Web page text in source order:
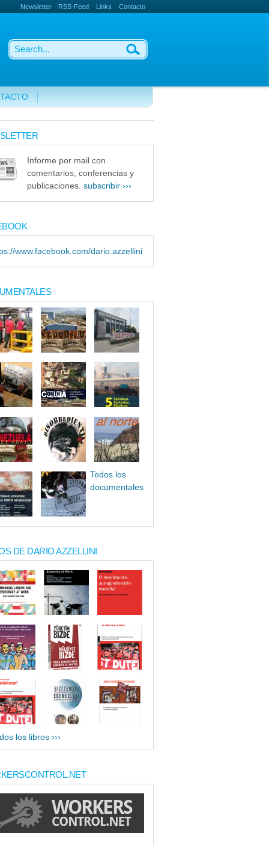
Newsletter RSS-Feed Links Contacto
Informe por mail con
comentarios, conferencias y
publicaciones. subscribir ›››
www.facebook.com/dario.azzellini
Todos los
documentales
DE DARIO AZZELLINI
los libros ›››